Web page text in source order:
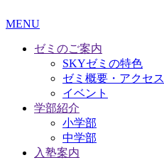
MENU
ゼミのご案内
SKYゼミの特色
ゼミ概要・アクセス
イベント
学部紹介
小学部
中学部
入塾案内